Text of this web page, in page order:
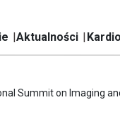
Aktualności
Summit on Imaging